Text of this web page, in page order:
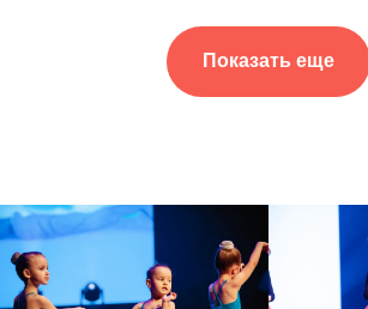
Показать еще